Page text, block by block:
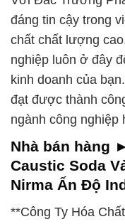
đáng tin cậy trong
chất chất lượng
nghiệp luôn ở đây
kinh doanh của
đạt được thành
ngành công nghiệp
Nhà bán hàng
Caustic Soda
Nirma Ấn Độ
**Công Ty Hóa